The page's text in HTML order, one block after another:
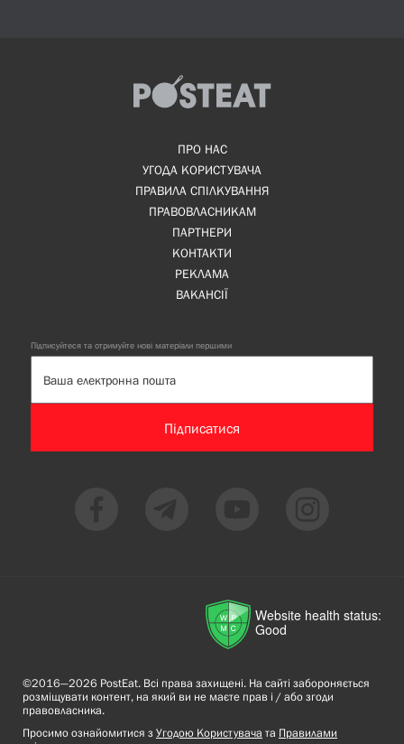
ПРО НАС
УГОДА КОРИСТУВАЧА
ПРАВИЛА СПІЛКУВАННЯ
ПРАВОВЛАСНИКАМ
ПАРТНЕРИ
КОНТАКТИ
РЕКЛАМА
ВАКАНСІЇ
Підписуйтеся та отримуйте нові матеріали першими
Підписатися
Website health status:
Good
©2016—2026 PostEat. Всі права захищені. На сайті забороняється
розміщувати контент, на який ви не маєте прав і / або згоди
правовласника.
Просимо ознайомитися з Угодою Користувача та Правилами